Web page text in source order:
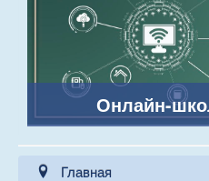
Онлайн-
Главная